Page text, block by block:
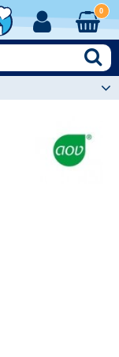
0